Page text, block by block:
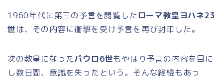
1960年代に第三の予言を閲覧したローマ教皇ヨハネ23
世は、その内容に衝撃を受け予言を再び封印した。
次の教皇になったパウロ6世もやはり予言の内容を目に
し数日間、意識を失ったという。そんな経緯もあっ